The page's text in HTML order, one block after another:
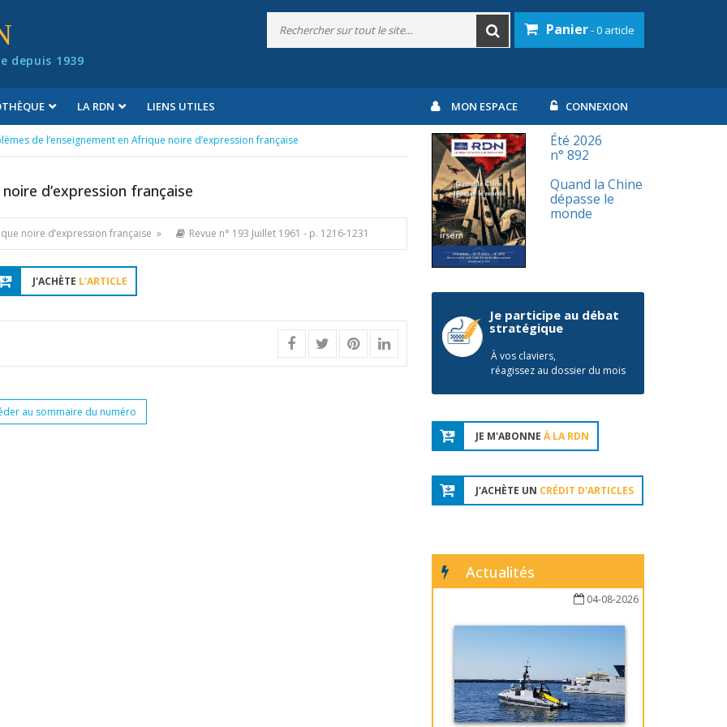
depuis 1939
Panier- 0 article
LA RDN LIENS UTILES MON ESPACE CONNEXION
de l’enseignement en Afrique noire d’expression française
d’expression française
noire d’expression française » Revue n° 193 Juillet 1961 - p. 1216-1231
J'ACHÈTE L'ARTICLE
au sommaire du numéro
Été 2026
n° 892
Quand la Chine
dépasse le
monde
Je participe au débat
stratégique
À vos claviers,
réagissez au dossier du mois
JE M'ABONNE À LA RDN
J'ACHÈTE UN CRÉDIT D'ARTICLES
Actualités
04-08-2026